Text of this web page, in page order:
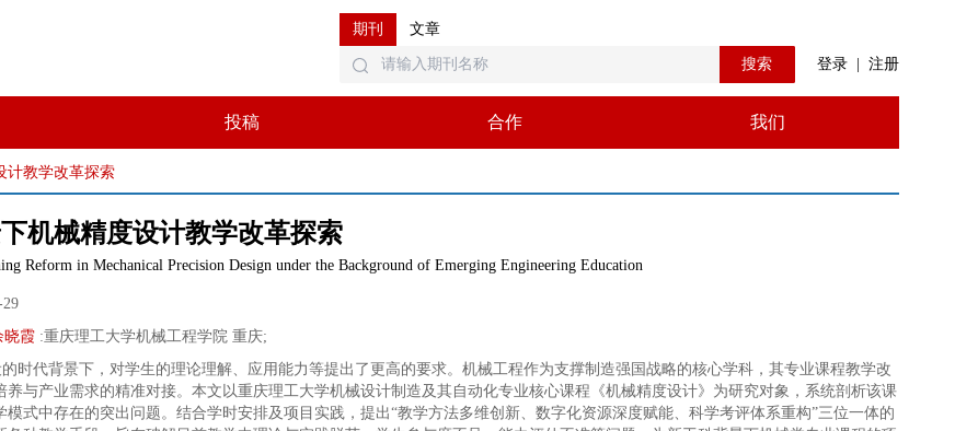
期刊 文章
搜索 登录 注册
投稿 合作 我们
计教学改革探索
机械精度设计教学改革探索
Reform in Mechanical Precision Design under the Background of Emerging Engineering Education
29
晓霞 :重庆理工大学机械工程学院 重庆;
时代背景下，对学生的理论理解、应用能力等提出了更高的要求。机械工程作为支撑制造强国战略的核心学科，其专业课程教学改
养与产业需求的精准对接。本文以重庆理工大学机械设计制造及其自动化专业核心课程《机械精度设计》为研究对象，系统剖析该课
模式中存在的突出问题。结合学时安排及项目实践，提出“教学方法多维创新、数字化资源深度赋能、科学考评体系重构”三位一体的